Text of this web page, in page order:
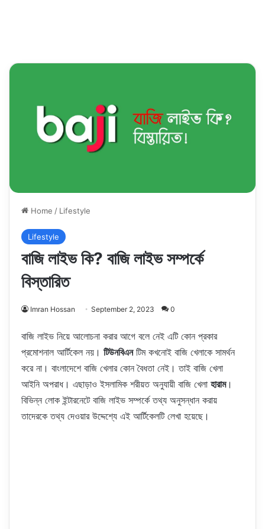
Home / Lifestyle
Lifestyle
বাজি লাইভ কি? বাজি লাইভ সম্পর্কে
বিস্তারিত
Imran Hossan September 2, 2023 0
বাজি লাইভ নিয়ে আলোচনা করার আগে বলে নেই এটি কোন প্রকার
প্রমোশনাল আর্টিকেল নয়। টিউনবিএনটিম কখনোই বাজি খেলাকে সামর্থন
করে না। বাংলাদেশে বাজি খেলার কোন বৈধতা নেই। তাই বাজি খেলা
আইনি অপরাধ। এছাড়াও ইসলামিক শরীয়ত অনুযায়ী বাজি খেলা হারাম।
বিভিন্ন লোক ইন্টারনেটে বাজি লাইভ সম্পর্কে তথ্য অনুসন্ধান করায়
তাদেরকে তথ্য দেওয়ার উদ্দেশ্যে এই আর্টিকেলটি লেখা হয়েছে।